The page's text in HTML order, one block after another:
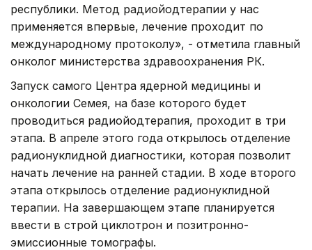
республики. Метод радиойодтерапии у нас
применяется впервые, лечение проходит по
международному протоколу», - отметила главный
онколог министерства здравоохранения РК.
Запуск самого Центра ядерной медицины и
онкологии Семея, на базе которого будет
проводиться радиойодтерапия, проходит в три
этапа. В апреле этого года открылось отделение
радионуклидной диагностики, которая позволит
начать лечение на ранней стадии. В ходе второго
этапа открылось отделение радионуклидной
терапии. На завершающем этапе планируется
ввести в строй циклотрон и позитронно-
эмиссионные томографы.